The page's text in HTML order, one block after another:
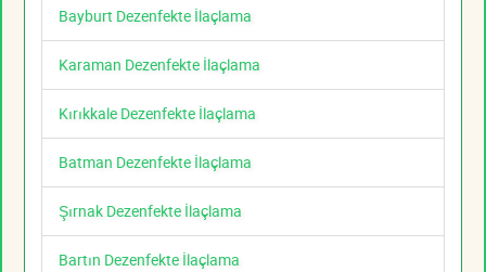
Bayburt Dezenfekte İlaçlama
Karaman Dezenfekte İlaçlama
Kırıkkale Dezenfekte İlaçlama
Batman Dezenfekte İlaçlama
Şırnak Dezenfekte İlaçlama
Bartın Dezenfekte İlaçlama